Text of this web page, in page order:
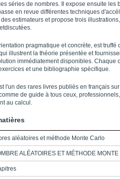
séries de nombres. Il expose ensuite les
en revue différentes techniques
estimateurs et propose trois
pragmatique et concrète, est truffé
illustrent la théorie présentée et
immédiatement disponibles. Chaque
et une bibliographie spécifique.
l'un des rares livres publiés en français
de guide à tous ceux,
au calcul.
aléatoires et méthode Monte Carlo
ALÉATOIRES ET MÉTHODE